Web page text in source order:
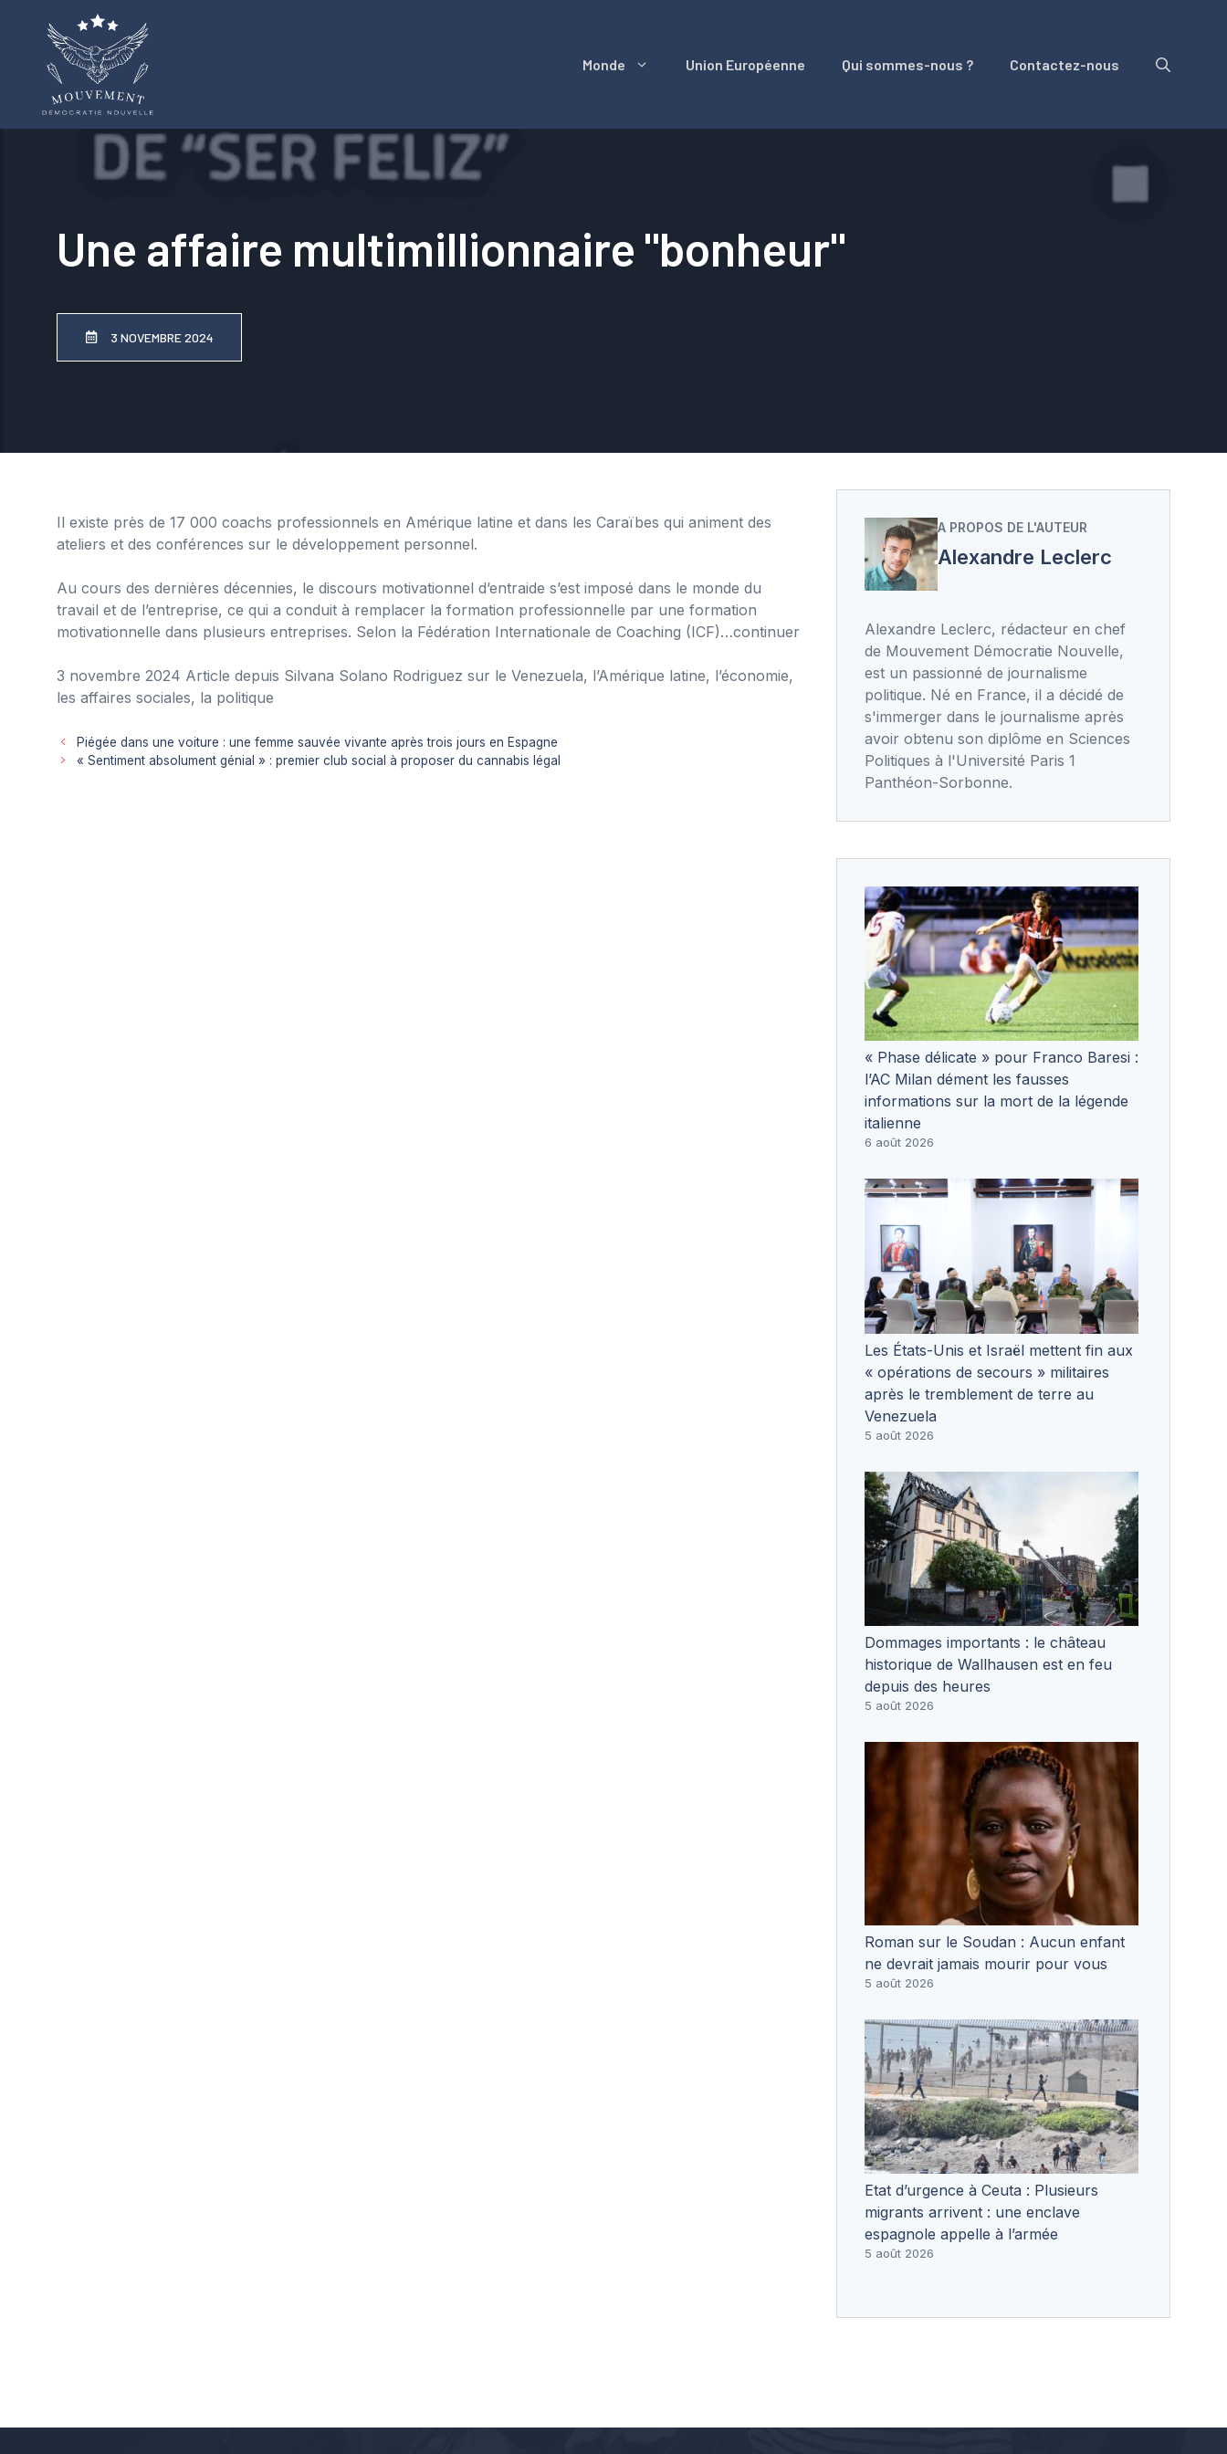
Monde Union Européenne Qui sommes-nous ? Contactez-nous
Une affaire multimillionnaire "bonheur"
3 NOVEMBRE 2024
Il existe près de 17 000 coachs professionnels en Amérique latine et dans les Caraïbes qui animent des
ateliers et des conférences sur le développement personnel.
Au cours des dernières décennies, le discours motivationnel d’entraide s’est imposé dans le monde du
travail et de l’entreprise, ce qui a conduit à remplacer la formation professionnelle par une formation
motivationnelle dans plusieurs entreprises. Selon la Fédération Internationale de Coaching (ICF)…continuer
3 novembre 2024 Article depuis Silvana Solano Rodriguez sur le Venezuela, l’Amérique latine, l’économie,
les affaires sociales, la politique
Piégée dans une voiture : une femme sauvée vivante après trois jours en Espagne
« Sentiment absolument génial » : premier club social à proposer du cannabis légal
A PROPOS DE L'AUTEUR
Alexandre Leclerc
Alexandre Leclerc, rédacteur en chef
de Mouvement Démocratie Nouvelle,
est un passionné de journalisme
politique. Né en France, il a décidé de
s'immerger dans le journalisme après
avoir obtenu son diplôme en Sciences
Politiques à l'Université Paris 1
Panthéon-Sorbonne.
« Phase délicate » pour Franco Baresi :
l’AC Milan dément les fausses
informations sur la mort de la légende
italienne
6 août 2026
Les États-Unis et Israël mettent fin aux
« opérations de secours » militaires
après le tremblement de terre au
Venezuela
5 août 2026
Dommages importants : le château
historique de Wallhausen est en feu
depuis des heures
5 août 2026
Roman sur le Soudan : Aucun enfant
ne devrait jamais mourir pour vous
5 août 2026
Etat d’urgence à Ceuta : Plusieurs
migrants arrivent : une enclave
espagnole appelle à l’armée
5 août 2026